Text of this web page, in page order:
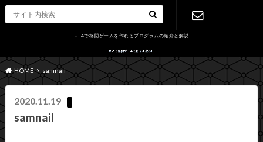
UE4で格闘ゲームを作れるプログラムの紹介と解説
せ
HOME samnail
2020.11.19
samnail